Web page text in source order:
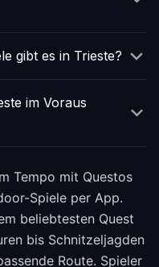
gibt es in Trieste?
im Voraus
Tempo mit Questos
Spiele per App.
beliebtesten Quest
bis Schnitzeljagden
Route. Spieler